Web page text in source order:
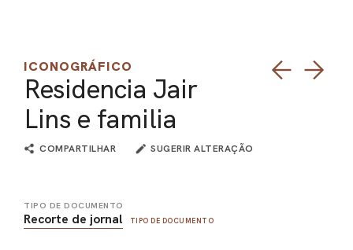
ICONOGRÁFICO
Residencia Jair
Lins e familia
COMPARTILHAR SUGERIR ALTERAÇÃO
TIPO DE DOCUMENTO
Recorte de jornal TIPO DE DOCUMENTO